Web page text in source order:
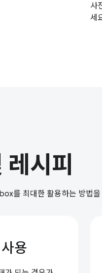
사
세
시피
를 최대한 활용하는 방법
용